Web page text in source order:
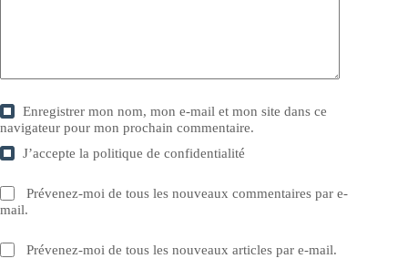
Enregistrer mon nom, mon e-mail et mon site dans ce
navigateur pour mon prochain commentaire.
J’accepte lapolitique de confidentialité
Prévenez-moi de tous les nouveaux commentaires par e-
mail.
Prévenez-moi de tous les nouveaux articles par e-mail.